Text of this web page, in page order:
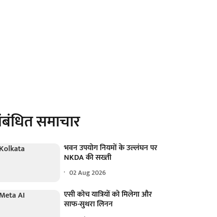
समाचार
भवन उपयोग नियमों के उल्लंघन पर
NKDA की सख्ती
02 Aug 2026
एसी कोच यात्रियों को मिलेगा और
साफ-सुथरा लिनन